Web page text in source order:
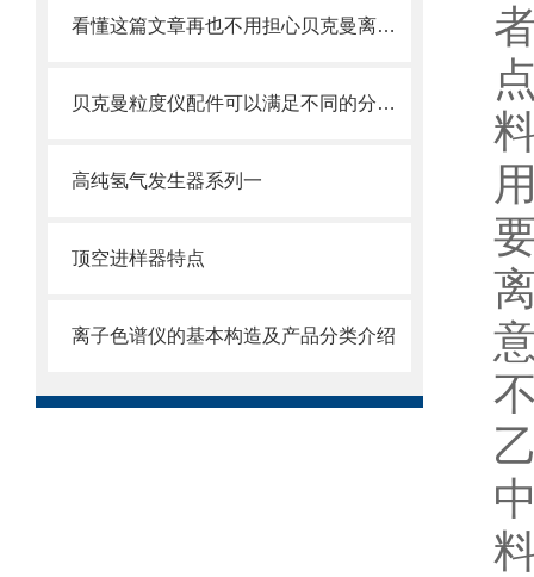
看懂这篇文章再也不用担心贝克曼离心管破裂了
贝克曼粒度仪配件可以满足不同的分析要求
高纯氢气发生器系列一
顶空进样器特点
离子色谱仪的基本构造及产品分类介绍